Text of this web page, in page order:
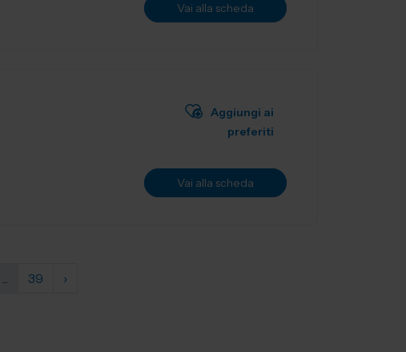
Vai alla scheda
Aggiungi ai
preferiti
Vai alla scheda
... 39 ›